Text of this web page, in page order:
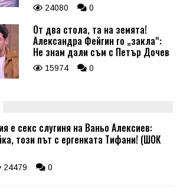
24080 0
От два стола, та на земята!
Александра Фейгин го „закла“:
Не знам дали съм с Петър Дочев
15974 0
е секс слугиня на Ваньо Алексиев:
този път с ергенката Тифани! (ШОК
24479 0